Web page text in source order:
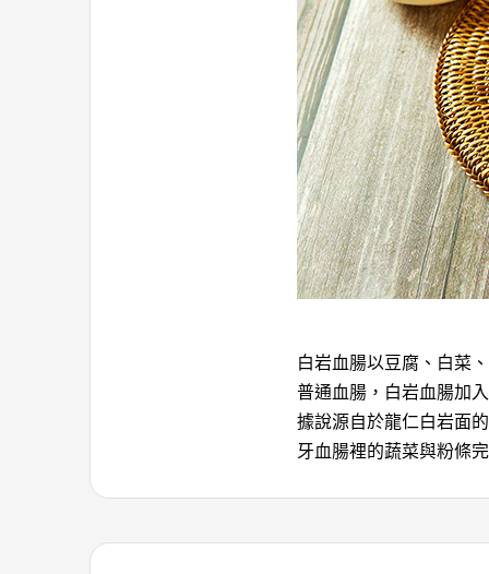
白岩血腸以豆腐、白菜
普通血腸，白岩血腸加
據說源自於龍仁白岩面
牙血腸裡的蔬菜與粉條